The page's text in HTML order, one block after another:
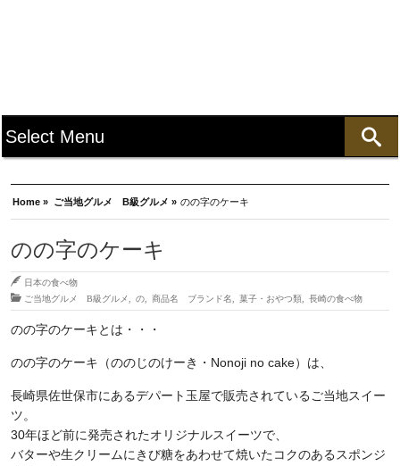
Home » ご当地グルメ B級グルメ » のの字のケーキ
のの字のケーキ
日本の食べ物
ご当地グルメ B級グルメ
の 商品名 ブランド名 菓子・おやつ類 長崎の食べ物
のの字のケーキとは・・・
のの字のケーキ（ののじのけーき・Nonoji no cake）は、
長崎県佐世保市にあるデパート玉屋で販売されているご当地スイー
ツ。
30年ほど前に発売されたオリジナルスイーツで、
バターや生クリームにきび糖をあわせて焼いたコクのあるスポンジ